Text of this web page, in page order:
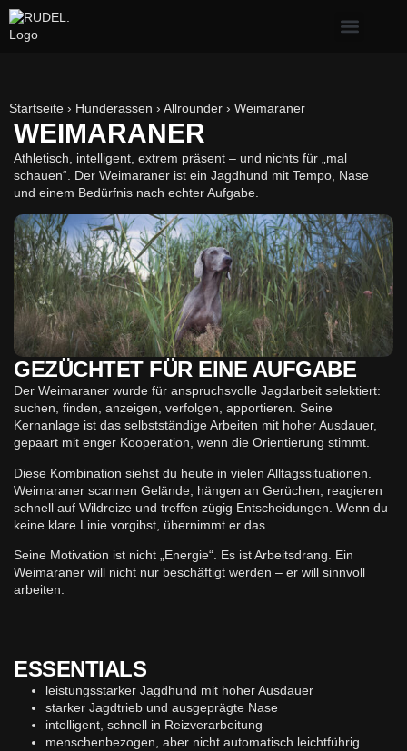
Startseite › Hunderassen › Allrounder › Weimaraner
WEIMARANER
Athletisch, intelligent, extrem präsent – und nichts für „mal
schauen“. Der Weimaraner ist ein Jagdhund mit Tempo, Nase
und einem Bedürfnis nach echter Aufgabe.
GEZÜCHTET FÜR EINE AUFGABE
Der Weimaraner wurde für anspruchsvolle Jagdarbeit selektiert:
suchen, finden, anzeigen, verfolgen, apportieren. Seine
Kernanlage ist das selbstständige Arbeiten mit hoher Ausdauer,
gepaart mit enger Kooperation, wenn die Orientierung stimmt.
Diese Kombination siehst du heute in vielen Alltagssituationen.
Weimaraner scannen Gelände, hängen an Gerüchen, reagieren
schnell auf Wildreize und treffen zügig Entscheidungen. Wenn du
keine klare Linie vorgibst, übernimmt er das.
Seine Motivation ist nicht „Energie“. Es ist Arbeitsdrang. Ein
Weimaraner will nicht nur beschäftigt werden – er will sinnvoll
arbeiten.
ESSENTIALS
leistungsstarker Jagdhund mit hoher Ausdauer
starker Jagdtrieb und ausgeprägte Nase
intelligent, schnell in Reizverarbeitung
menschenbezogen, aber nicht automatisch leichtführig